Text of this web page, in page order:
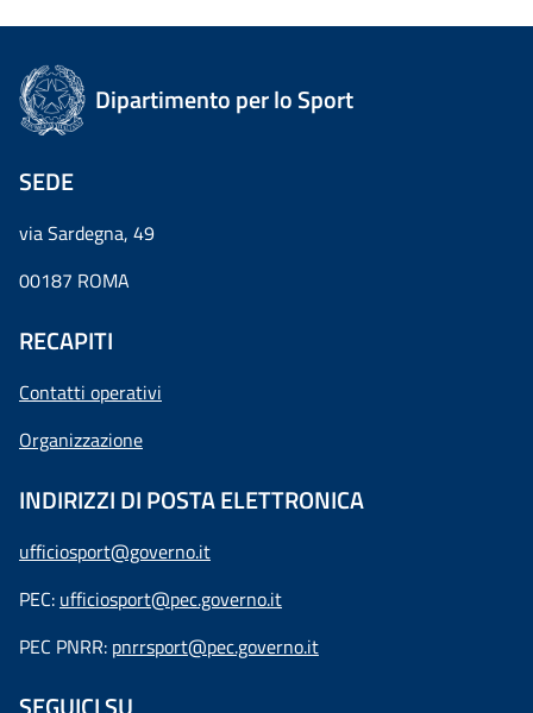
Dipartimento per lo Sport
SEDE
via Sardegna, 49
00187 ROMA
RECAPITI
Contatti operativi
Organizzazione
INDIRIZZI DI POSTA ELETTRONICA
ufficiosport@governo.it
PEC: ufficiosport@pec.governo.it
PEC PNRR: pnrrsport@pec.governo.it